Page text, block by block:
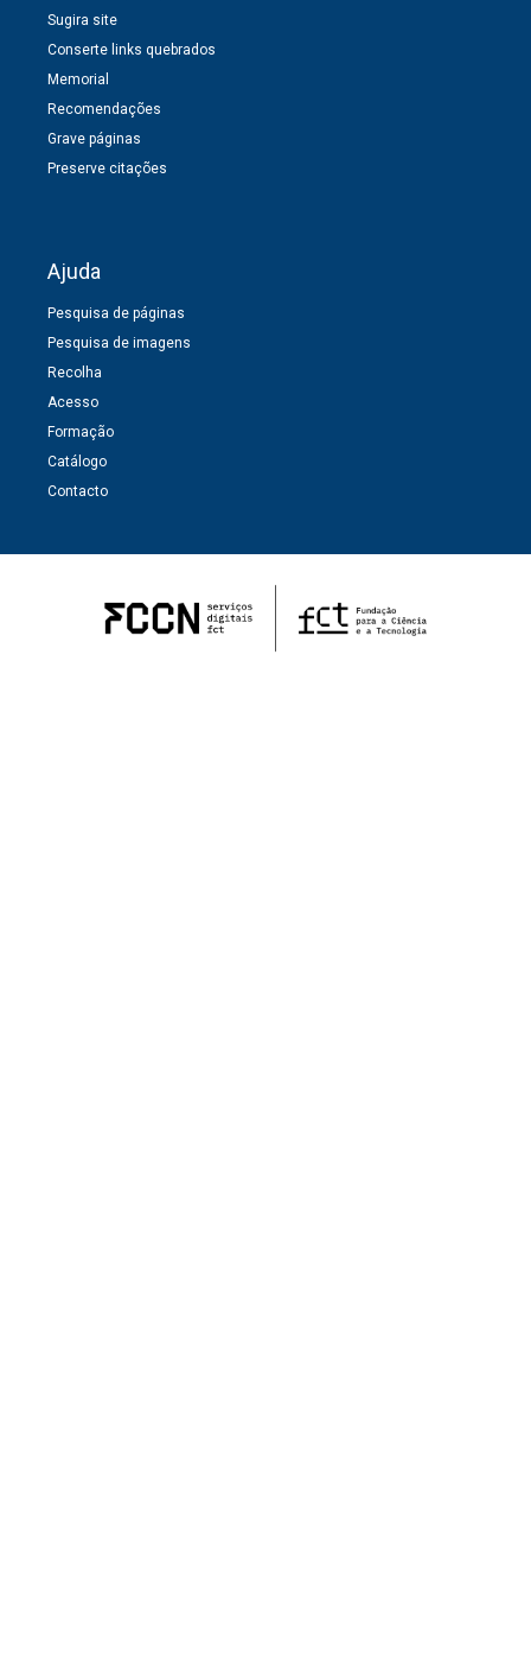
Sugira site
Conserte links quebrados
Memorial
Recomendações
Grave páginas
Preserve citações
Ajuda
Pesquisa de páginas
Pesquisa de imagens
Recolha
Acesso
Formação
Catálogo
Contacto